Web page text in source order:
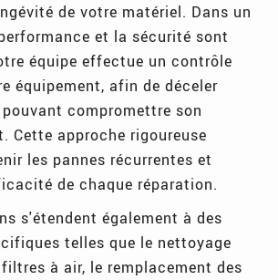
de votre matériel. Dans un
et la sécurité sont
équipe effectue un contrôle
équipement, afin de déceler
compromettre son
Cette approche rigoureuse
les pannes récurrentes et
de chaque réparation.
s'étendent également à des
telles que le nettoyage
à air, le remplacement des